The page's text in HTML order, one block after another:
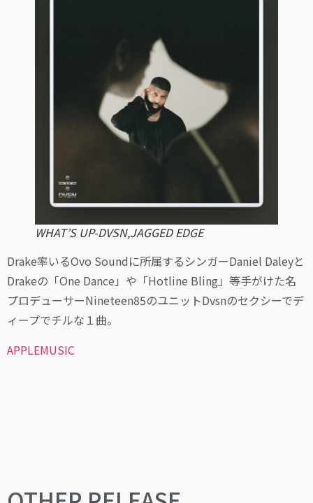
WHAT’S UP-DVSN,JAGGED EDGE
Drake率いるOvo Soundに所属するシンガーDaniel Daleyと
Drakeの「One Dance」や「Hotline Bling」等手がけた名
プロデューサーNineteen85のユニットDvsnのセクシーでデ
ィープでチルな１曲。
APPLEMUSIC